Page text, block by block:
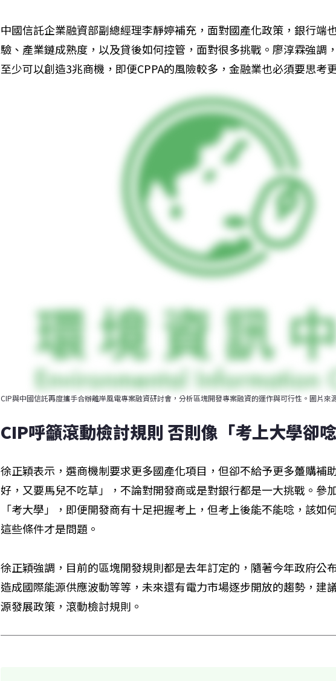
中國信託企業融資部副總經理李靜婷補充，面對國產化政策，銀行端
驗、產業鏈成熟度，以及貸後如何控管，面對很多挑戰。廖淳霖強調
至少可以創造3兆商機，即便CPPA的風險較多，金融業也必須要思考
CIP與中國信託再度攜手合辦離岸風電專案融資研討會，分析區塊開發專案融資的運作與可行性。圖片來
CIP呼籲滾動檢討規則 否則像「考上大學卻唸
徐正穎表示，選商機制要求更多國產化項目，但卻不給予更多躉購補
好，又要馬兒不吃草」，不論對開發商或是對銀行都是一大挑戰。參
「考大學」，即便開發商有十足把握考上，但考上後能不能唸，該如
這些條件才是問題。
徐正穎強調，目前的區塊開發規則都是去年訂定的，隨著今年政府公
造成國際能源供應波動等等，未來還有電力市場逐步開放的趨勢，建
源發展政策，滾動檢討規則。